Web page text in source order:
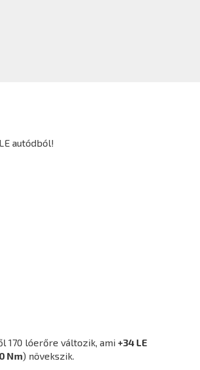
autódból!
170 lóerőre változik, ami +34 LE
Nm) növekszik.